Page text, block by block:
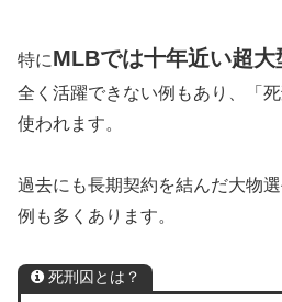
特にMLBでは十年近い超
全く活躍できない例もあり、「
使われます。
過去にも長期契約を結んだ大物
例も多くあります。
死刑囚とは？